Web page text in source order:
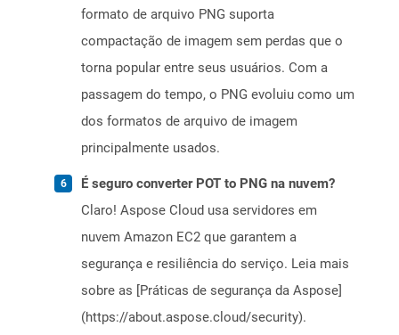
formato de arquivo PNG suporta
compactação de imagem sem perdas que o
torna popular entre seus usuários. Com a
passagem do tempo, o PNG evoluiu como um
dos formatos de arquivo de imagem
principalmente usados.
É seguro converter POT to PNG na nuvem?
Claro! Aspose Cloud usa servidores em
nuvem Amazon EC2 que garantem a
segurança e resiliência do serviço. Leia mais
sobre as [Práticas de segurança da Aspose]
(https://about.aspose.cloud/security).